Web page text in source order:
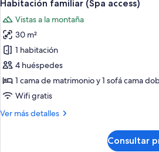
(Spa
access)
todas
las
fotos
de
Habitación
familiar
(Spa
access)
Habitación familiar (Spa access)
Vistas a la montaña
30 m²
1 habitación
4 huéspedes
1 cama de matrimonio y 1 sofá cama
Wifi gratis
Ver más detalles
Más
Consultar